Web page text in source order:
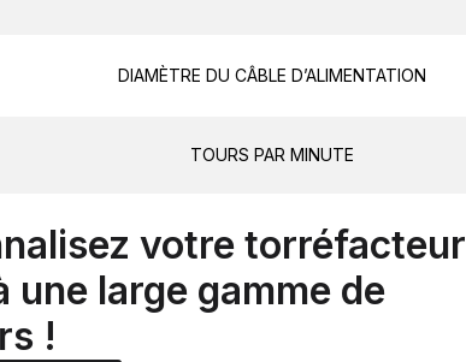
DIAMÈTRE DU CÂBLE D’ALIMENTATION
TOURS PAR MINUTE
votre torréfacteur
une large gamme de
!